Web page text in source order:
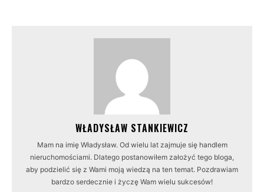
WŁADYSŁAW STANKIEWICZ
Mam na imię Władysław. Od wielu lat zajmuje się handlem
nieruchomościami. Dlatego postanowiłem założyć tego bloga,
aby podzielić się z Wami moją wiedzą na ten temat. Pozdrawiam
bardzo serdecznie i życzę Wam wielu sukcesów!